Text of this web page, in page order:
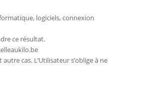
logiciels, connexion
ce résultat.
cas. L’Utilisateur s’oblige à ne